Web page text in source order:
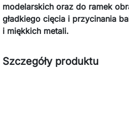
modelarskich oraz do ramek
gładkiego cięcia i przycinania
i miękkich metali.
Szczegóły produktu